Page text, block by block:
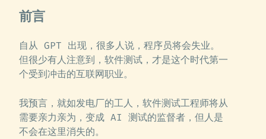
前言
自从 GPT 出现，很多人说，程序员将会失业。
但很少有人注意到，软件测试，才是这个时代第一
个受到冲击的互联网职业。
我预言，就如发电厂的工人，软件测试工程师将从
需要亲力亲为，变成 AI 测试的监督者，但人是
不会在这里消失的。